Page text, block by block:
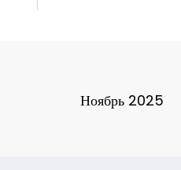
Ноябрь 2025